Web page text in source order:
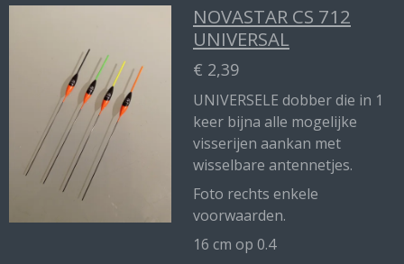
NOVASTAR CS 712
UNIVERSAL
€ 2,39
UNIVERSELE dobber die in 1
keer bijna alle mogelijke
visserijen aankan met
wisselbare antennetjes.
Foto rechts enkele
voorwaarden.
16 cm op 0.4